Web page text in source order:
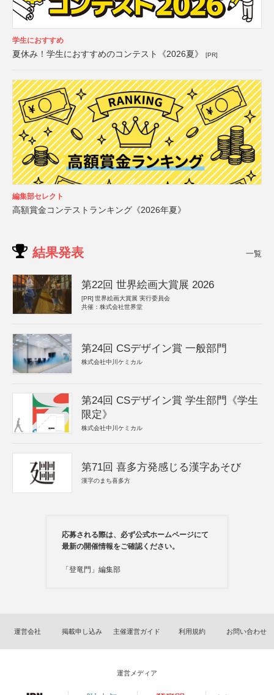
学生におすすめ
夏休み！学生におすすめのコンテスト《2026夏》 [PR]
編集部セレクト
高額賞金コンテストランキング《2026年夏》
結果発表 一覧
第22回 世界絵画大賞展 2026
[PR] 世界絵画大賞展 実行委員会
共催：株式会社世界堂
第24回 CSデザイン賞 一般部門
株式会社中川ケミカル
第24回 CSデザイン賞 学生部門《学生
限定》
株式会社中川ケミカル
第71回 喜多方発感じる漢字あそび
漢字のまち喜多方
応募される際は、必ず公式ホームページにて
最新の開催情報をご確認ください。
「登竜門」編集部
運営会社 掲載申し込み 主催運営ガイド 利用規約 お問い合わせ
運営メディア